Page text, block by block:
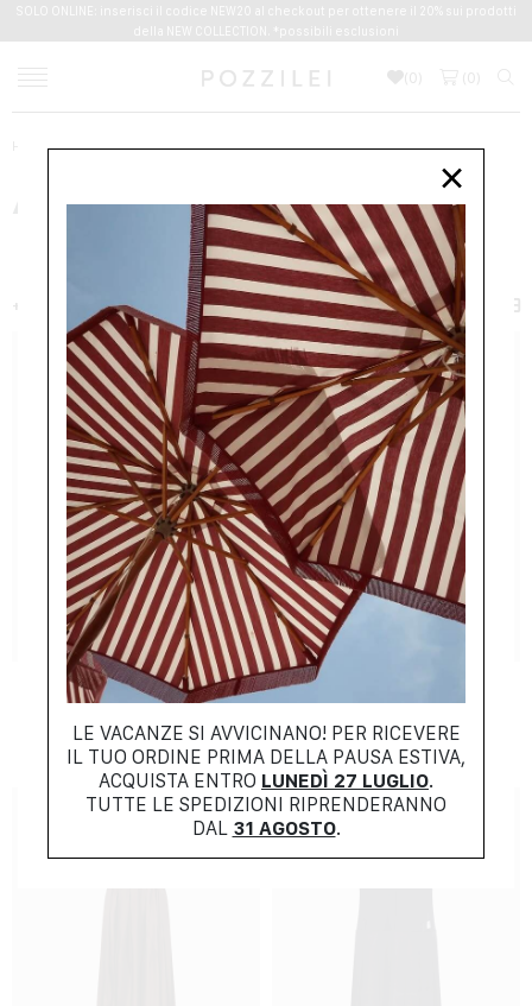
SOLO ONLINE: inserisci il codice NEW20 al checkout per ottenere il 20% sui prodotti
della NEW COLLECTION. *possibili esclusioni
(0 (0
Home NUOVI ARRIVI Donna Abbigliamento
ABBIGLIAMENTO
ABBIGLIAMENTO ACCESSORI BORSE SCARPE
+ FILTER
NEW COLLECTION
ZIMMERMANN
$981.00
ZIMMERMANN
$ 2106.00
×
LE VACANZE SI AVVICINANO! PER RICEVERE
IL TUO ORDINE PRIMA DELLA PAUSA ESTIVA,
ACQUISTA ENTRO LUNEDÌ 27 LUGLIO.
TUTTE LE SPEDIZIONI RIPRENDERANNO
DAL 31 AGOSTO.